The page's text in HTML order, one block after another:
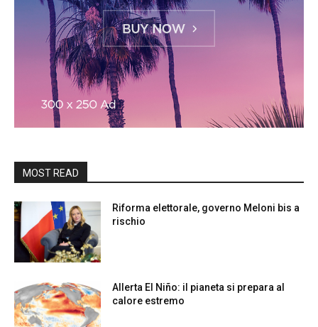
MOST READ
Riforma elettorale, governo Meloni bis a
rischio
Allerta El Niño: il pianeta si prepara al
calore estremo